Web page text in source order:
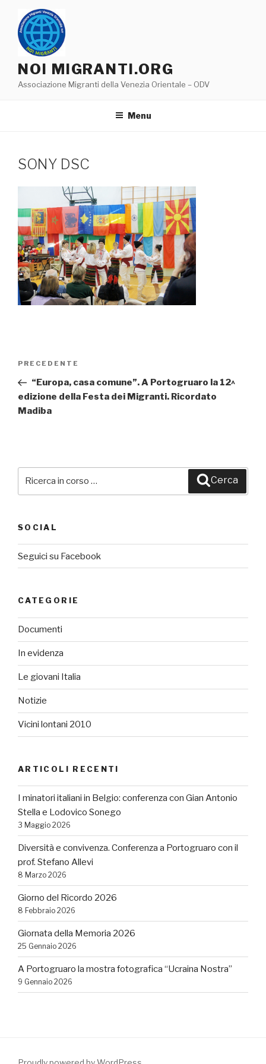
contenuto
NOI MIGRANTI.ORG
Associazione Migranti della Venezia Orientale – ODV
Menu
SONY DSC
Navigazione
Articolo
precedente:
PRECEDENTE
“Europa, casa comune”. A Portogruaro la 12^
edizione della Festa dei Migranti. Ricordato
Madiba
Cerca
SOCIAL
Seguici su Facebook
CATEGORIE
Documenti
In evidenza
Le giovani Italia
Notizie
Vicini lontani 2010
ARTICOLI RECENTI
I minatori italiani in Belgio: conferenza con Gian Antonio
Stella e Lodovico Sonego
3 Maggio 2026
Diversità e convivenza. Conferenza a Portogruaro con il
prof. Stefano Allevi
8 Marzo 2026
Giorno del Ricordo 2026
8 Febbraio 2026
Giornata della Memoria 2026
25 Gennaio 2026
A Portogruaro la mostra fotografica “Ucraina Nostra”
9 Gennaio 2026